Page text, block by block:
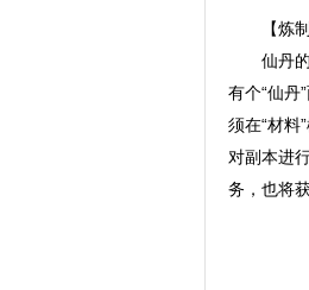
【炼
仙丹
有个“仙丹
须在“材料
对副本进
务，也将